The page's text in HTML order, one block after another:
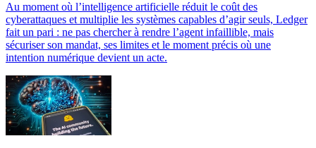
Au moment où l’intelligence artificielle réduit le coût des
cyberattaques et multiplie les systèmes capables d’agir seuls, Ledger
fait un pari : ne pas chercher à rendre l’agent infaillible, mais
sécuriser son mandat, ses limites et le moment précis où une
intention numérique devient un acte.